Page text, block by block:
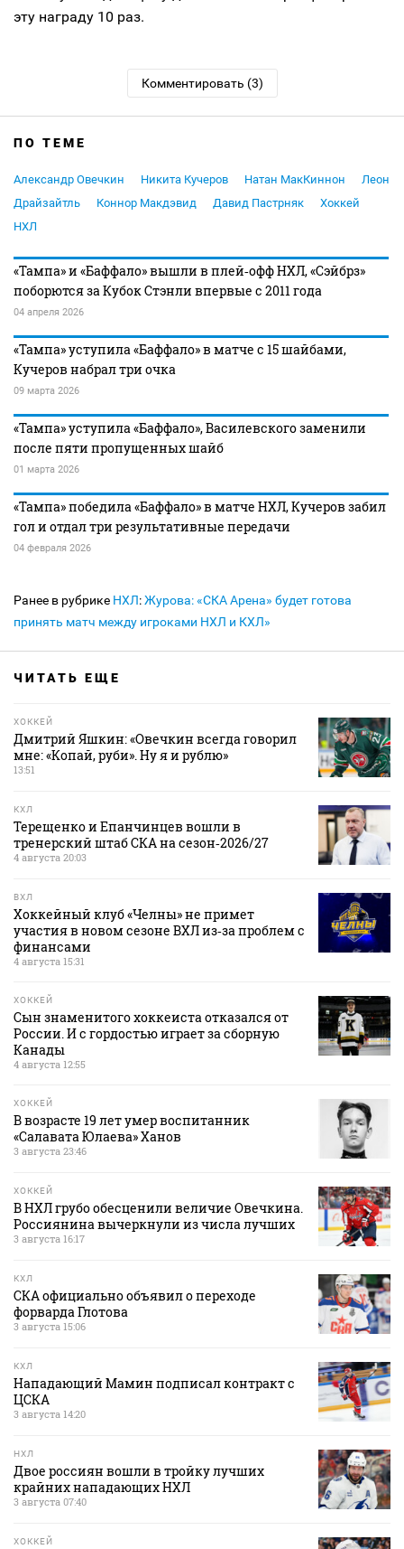
эту награду 10 раз.
Комментировать (3)
ПО ТЕМЕ
Александр Овечкин Никита Кучеров Натан МакКиннон
Леон
Драйзайтль
Коннор Макдэвид Давид Пастрняк
Хоккей
НХЛ
«Тампа» и «Баффало» вышли в плей‑офф НХЛ, «Сэйбрз»
поборются за Кубок Стэнли впервые с 2011 года
04 апреля 2026
«Тампа» уступила «Баффало» в матче с 15 шайбами,
Кучеров набрал три очка
09 марта 2026
«Тампа» уступила «Баффало», Василевского заменили
после пяти пропущенных шайб
01 марта 2026
«Тампа» победила «Баффало» в матче НХЛ, Кучеров забил
гол и отдал три результативные передачи
04 февраля 2026
Ранее в рубрике НХЛ:Журова: «СКА Арена» будет готова
принять матч между игроками НХЛ и КХЛ»
ЧИТАТЬ ЕЩЕ
ХОККЕЙ
Дмитрий Яшкин: «Овечкин всегда говорил
мне: «Копай, руби». Ну я и рублю»
13:51
КХЛ
Терещенко и Епанчинцев вошли в
тренерский штаб СКА на сезон‑2026/27
4 августа 20:03
ВХЛ
Хоккейный клуб «Челны» не примет
участия в новом сезоне ВХЛ из‑за проблем с
финансами
4 августа 15:31
ХОККЕЙ
Сын знаменитого хоккеиста отказался от
России. И с гордостью играет за сборную
Канады
4 августа 12:55
ХОККЕЙ
В возрасте 19 лет умер воспитанник
«Салавата Юлаева» Ханов
3 августа 23:46
ХОККЕЙ
В НХЛ грубо обесценили величие Овечкина.
Россиянина вычеркнули из числа лучших
3 августа 16:17
КХЛ
СКА официально объявил о переходе
форварда Глотова
3 августа 15:06
КХЛ
Нападающий Мамин подписал контракт с
ЦСКА
3 августа 14:20
НХЛ
Двое россиян вошли в тройку лучших
крайних нападающих НХЛ
3 августа 07:40
ХОККЕЙ